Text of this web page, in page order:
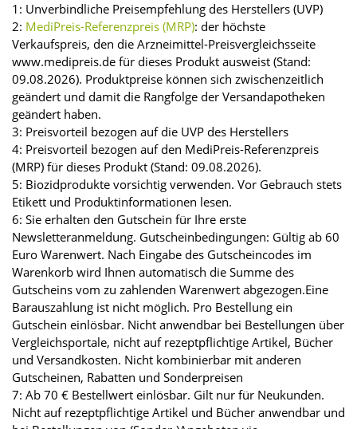
1: Unverbindliche Preisempfehlung des Herstellers (UVP)
2: MediPreis-Referenzpreis (MRP): der höchste
Verkaufspreis, den die Arzneimittel-Preisvergleichsseite
www.medipreis.de für dieses Produkt ausweist (Stand:
09.08.2026). Produktpreise können sich zwischenzeitlich
geändert und damit die Rangfolge der Versandapotheken
geändert haben.
3: Preisvorteil bezogen auf die UVP des Herstellers
4: Preisvorteil bezogen auf den MediPreis-Referenzpreis
(MRP) für dieses Produkt (Stand: 09.08.2026).
5: Biozidprodukte vorsichtig verwenden. Vor Gebrauch stets
Etikett und Produktinformationen lesen.
6: Sie erhalten den Gutschein für Ihre erste
Newsletteranmeldung. Gutscheinbedingungen: Gültig ab 60
Euro Warenwert. Nach Eingabe des Gutscheincodes im
Warenkorb wird Ihnen automatisch die Summe des
Gutscheins vom zu zahlenden Warenwert abgezogen.Eine
Barauszahlung ist nicht möglich. Pro Bestellung ein
Gutschein einlösbar. Nicht anwendbar bei Bestellungen über
Vergleichsportale, nicht auf rezeptpflichtige Artikel, Bücher
und Versandkosten. Nicht kombinierbar mit anderen
Gutscheinen, Rabatten und Sonderpreisen
7: Ab 70 € Bestellwert einlösbar. Gilt nur für Neukunden.
Nicht auf rezeptpflichtige Artikel und Bücher anwendbar und